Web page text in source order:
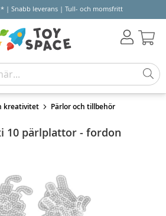
* | Snabb leverans | Tull- och momsfritt
kreativitet Pärlor och tillbehör
10 pärlplattor - fordon